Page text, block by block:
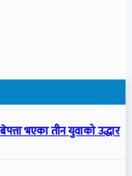
भएका तीन युवाको उद्धार